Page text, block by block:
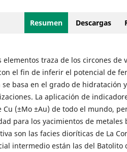
Resumen Descargas
elementos traza de los circones
el fin de inferir el potencial de
se basa en el grado de
La aplicación de
(±Mo ±Au) de todo el mundo,
para los yacimientos de metales
son las facies dioríticas de La
intermedio están las del